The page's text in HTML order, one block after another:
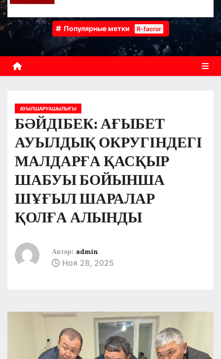
Популярные метки R-facror
АУЫЛШАРУАШЫЛЫҒЫ
БӘЙДІБЕК: АҒЫБЕТ
АУЫЛДЫҚ ОКРУГІНДЕГІ
МАЛДАРҒА ҚАСҚЫР
ШАБУЫ БОЙЫНША
ШҰҒЫЛ ШАРАЛАР
ҚОЛҒА АЛЫНДЫ
Автор: admin
Ноя 28, 2025